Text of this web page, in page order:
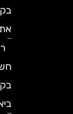
בקריית
אתא
רואה
חשבון
בקריית
ביאליק